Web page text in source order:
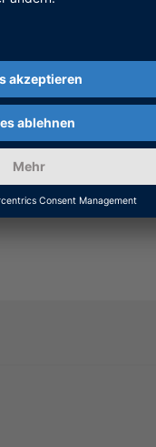
Tests